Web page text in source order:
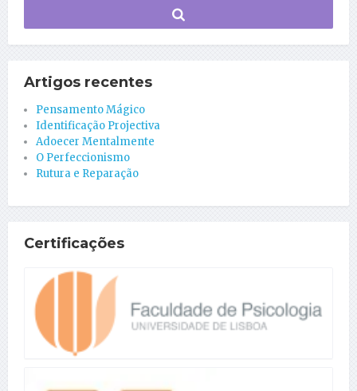
Artigos recentes
Pensamento Mágico
Identificação Projectiva
Adoecer Mentalmente
O Perfeccionismo
Rutura e Reparação
Certificações